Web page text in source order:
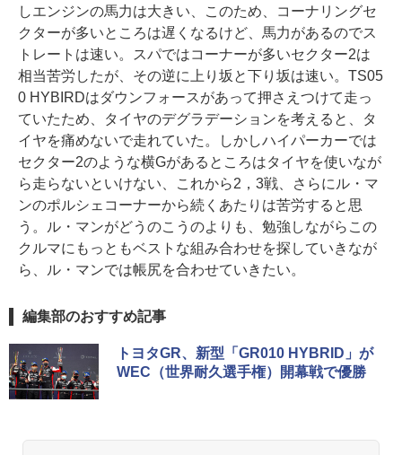
しエンジンの馬力は大きい、このため、コーナリングセ
クターが多いところは遅くなるけど、馬力があるのでス
トレートは速い。スパではコーナーが多いセクター2は
相当苦労したが、その逆に上り坂と下り坂は速い。TS05
0 HYBIRDはダウンフォースがあって押さえつけて走っ
ていたため、タイヤのデグラデーションを考えると、タ
イヤを痛めないで走れていた。しかしハイパーカーでは
セクター2のような横Gがあるところはタイヤを使いなが
ら走らないといけない、これから2，3戦、さらにル・マ
ンのポルシェコーナーから続くあたりは苦労すると思
う。ル・マンがどうのこうのよりも、勉強しながらこの
クルマにもっともベストな組み合わせを探していきなが
ら、ル・マンでは帳尻を合わせていきたい。
編集部のおすすめ記事
トヨタGR、新型「GR010 HYBRID」が
WEC（世界耐久選手権）開幕戦で優勝